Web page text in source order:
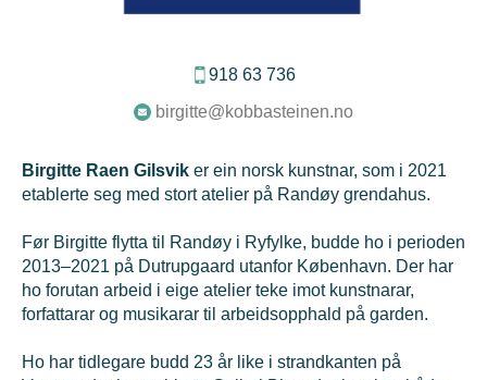
918 63 736
birgitte@kobbasteinen.no
Birgitte Raen Gilsvik er ein norsk kunstnar, som i 2021
etablerte seg med stort atelier på Randøy grendahus.
Før Birgitte flytta til Randøy i Ryfylke, budde ho i perioden
2013–2021 på Dutrupgaard utanfor København. Der har
ho forutan arbeid i eige atelier teke imot kunstnarar,
forfattarar og musikarar til arbeidsopphald på garden.
Ho har tidlegare budd 23 år like i strandkanten på